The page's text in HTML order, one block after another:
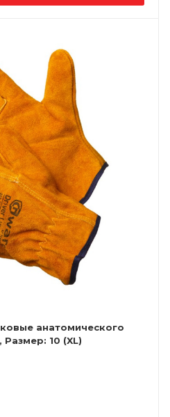
анатомического
10 (XL)